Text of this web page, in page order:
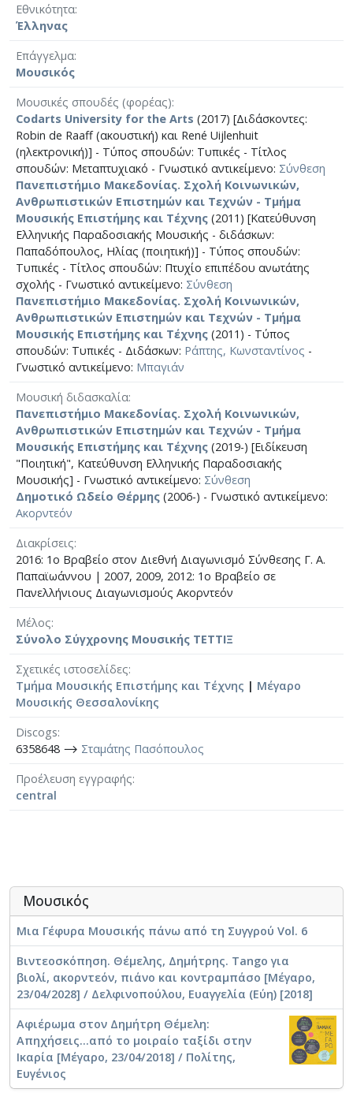
Εθνικότητα
Έλληνας
Επάγγελμα
Μουσικός
Μουσικές σπουδές (φορέας)
Codarts University for the Arts (2017) [Διδάσκοντες:
Robin de Raaff (ακουστική) και René Uijlenhuit
(ηλεκτρονική)] - Τύπος σπουδών: Τυπικές - Τίτλος
σπουδών: Μεταπτυχιακό - Γνωστικό αντικείμενο: Σύνθεση
Πανεπιστήμιο Μακεδονίας. Σχολή Κοινωνικών,
Ανθρωπιστικών Επιστημών και Τεχνών - Τμήμα
Μουσικής Επιστήμης και Τέχνης (2011) [Κατεύθυνση
Ελληνικής Παραδοσιακής Μουσικής - διδάσκων:
Παπαδόπουλος, Ηλίας (ποιητική)] - Τύπος σπουδών:
Τυπικές - Τίτλος σπουδών: Πτυχίο επιπέδου ανωτάτης
σχολής - Γνωστικό αντικείμενο: Σύνθεση
Πανεπιστήμιο Μακεδονίας. Σχολή Κοινωνικών,
Ανθρωπιστικών Επιστημών και Τεχνών - Τμήμα
Μουσικής Επιστήμης και Τέχνης (2011) - Τύπος
σπουδών: Τυπικές - Διδάσκων: Ράπτης, Κωνσταντίνος -
Γνωστικό αντικείμενο: Μπαγιάν
Μουσική διδασκαλία
Πανεπιστήμιο Μακεδονίας. Σχολή Κοινωνικών,
Ανθρωπιστικών Επιστημών και Τεχνών - Τμήμα
Μουσικής Επιστήμης και Τέχνης (2019-) [Ειδίκευση
"Ποιητική", Κατεύθυνση Ελληνικής Παραδοσιακής
Μουσικής] - Γνωστικό αντικείμενο: Σύνθεση
Δημοτικό Ωδείο Θέρμης (2006-) - Γνωστικό αντικείμενο:
Ακορντεόν
Διακρίσεις
2016: 1ο Βραβείο στον Διεθνή Διαγωνισμό Σύνθεσης Γ. Α.
Παπαϊωάννου | 2007, 2009, 2012: 1ο Βραβείο σε
Πανελλήνιους Διαγωνισμούς Ακορντεόν
Μέλος
Σύνολο Σύγχρονης Μουσικής ΤΕΤΤΙΞ
Σχετικές ιστοσελίδες
Τμήμα Μουσικής Επιστήμης και Τέχνης | Μέγαρο
Μουσικής Θεσσαλονίκης
Discogs
6358648 ⟶ Σταμάτης Πασόπουλος
Προέλευση εγγραφής
central
Μουσικός
Μια Γέφυρα Μουσικής πάνω από τη Συγγρού Vol. 6
Βιντεοσκόπηση. Θέμελης, Δημήτρης. Tango για
βιολί, ακορντεόν, πιάνο και κοντραμπάσο [Μέγαρο,
23/04/2028] / Δελφινοπούλου, Ευαγγελία (Εύη) [2018]
Αφιέρωμα στον Δημήτρη Θέμελη:
Απηχήσεις...από το μοιραίο ταξίδι στην
Ικαρία [Μέγαρο, 23/04/2018] / Πολίτης,
Ευγένιος